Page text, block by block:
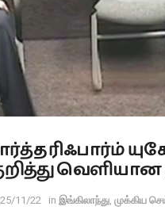
ரிஃபார்ம்
11/22 in இங்கிலாந்து முக்கிய